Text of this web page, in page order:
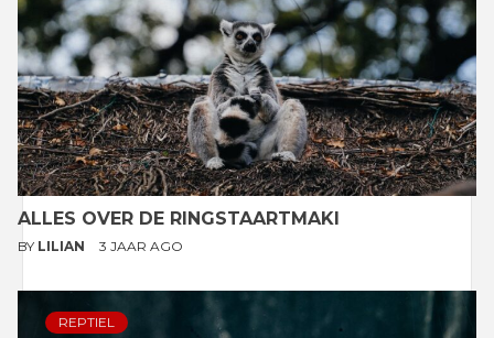
ALLES OVER DE RINGSTAARTMAKI
BY LILIAN 3 JAAR AGO
REPTIEL